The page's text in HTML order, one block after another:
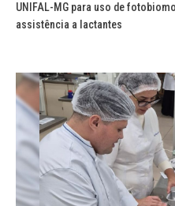
UNIFAL-MG para uso de
assistência a lactantes